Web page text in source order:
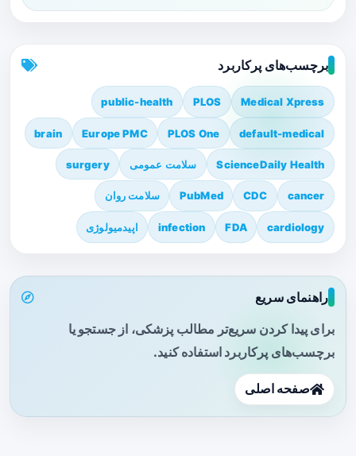
برچسب‌های پرکاربرد
Medical Xpress
PLOS
public-health
default-medical
PLOS One
Europe PMC
brain
ScienceDaily Health سلامت عمومی surgery
cancer
CDC
PubMed سلامت روان
cardiology
FDA
infection اپیدمیولوژی
راهنمای سریع
برای پیدا کردن سریع‌تر مطالب پزشکی، از جستجو یا
برچسب‌های پرکاربرد استفاده کنید.
صفحه اصلی